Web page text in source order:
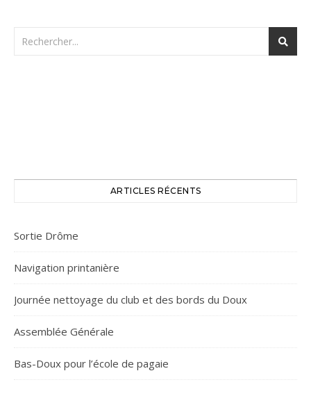
ARTICLES RÉCENTS
Sortie Drôme
Navigation printanière
Journée nettoyage du club et des bords du Doux
Assemblée Générale
Bas-Doux pour l’école de pagaie